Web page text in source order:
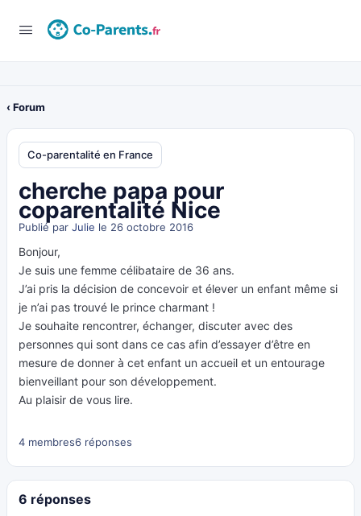
‹ Forum
Co-parentalité en France
cherche papa pour
coparentalité Nice
Publié par Julie le 26 octobre 2016
Bonjour,
Je suis une femme célibataire de 36 ans.
J’ai pris la décision de concevoir et élever un enfant même si
je n’ai pas trouvé le prince charmant !
Je souhaite rencontrer, échanger, discuter avec des
personnes qui sont dans ce cas afin d’essayer d’être en
mesure de donner à cet enfant un accueil et un entourage
bienveillant pour son développement.
Au plaisir de vous lire.
4 membres6 réponses
6 réponses